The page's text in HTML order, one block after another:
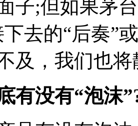
子;但如果茅
下去的“后奏”
及，我们也
有没有“泡沫